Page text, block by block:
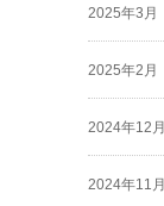
2025年3月
2025年2月
2024年12月
2024年11月